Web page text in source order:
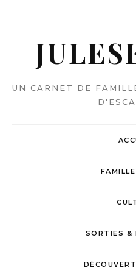
UN CARNET DE
SORTIES &